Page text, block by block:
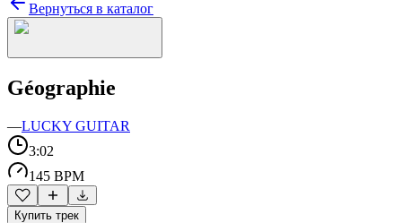
Вернуться в каталог
Géographie
—LUCKY GUITAR
3:02
145 BPM
Купить трек